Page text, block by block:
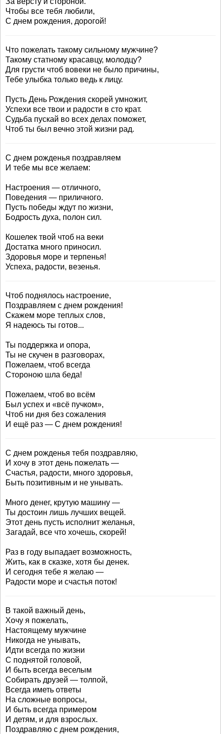
Чтобы все тебя любили,
С днем рождения, дорогой!
Что пожелать такому сильному мужчине?
Такому статному красавцу, молодцу?
Для грусти чтоб вовеки не было причины,
Тебе улыбка только ведь к лицу.
Пусть День Рождения скорей умножит,
Успехи все твои и радости в сто крат.
Судьба пускай во всех делах поможет,
Чтоб ты был вечно этой жизни рад.
С днем рожденья поздравляем
И тебе мы все желаем:
Настроения — отличного,
Поведения — приличного.
Пусть победы ждут по жизни,
Бодрость духа, полон сил.
Кошелек твой чтоб на веки
Достатка много приносил.
Здоровья море и терпенья!
Успеха, радости, везенья.
Чтоб поднялось настроение,
Поздравляем с днем рождения!
Скажем море теплых слов,
Я надеюсь ты готов...
Ты поддержка и опора,
Ты не скучен в разговорах,
Пожелаем, чтоб всегда
Стороною шла беда!
Пожелаем, чтоб во всём
Был успех и «всё пучком»,
Чтоб ни дня без сожаления
И ещё раз — С днем рождения!
С днем рожденья тебя поздравляю,
И хочу в этот день пожелать —
Счастья, радости, много здоровья,
Быть позитивным и не унывать.
Много денег, крутую машину —
Ты достоин лишь лучших вещей.
Этот день пусть исполнит желанья,
Загадай, все что хочешь, скорей!
Раз в году выпадает возможность,
Жить, как в сказке, хотя бы денек.
И сегодня тебе я желаю —
Радости море и счастья поток!
В такой важный день,
Хочу я пожелать,
Настоящему мужчине
Никогда не унывать,
Идти всегда по жизни
С поднятой головой,
И быть всегда веселым
Собирать друзей — толпой,
Всегда иметь ответы
На сложные вопросы,
И быть всегда примером
И детям, и для взрослых.
Поздравляю с днем рождения,